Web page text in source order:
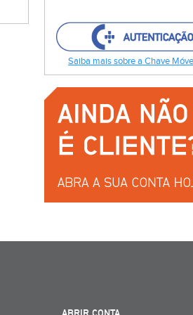
Saiba mais sobre a Chave